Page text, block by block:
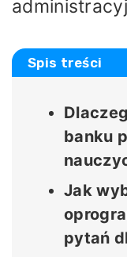
Spis treści
banku
Jak
pytań